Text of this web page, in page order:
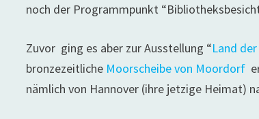
noch der Programmpunkt
Zuvor ging es aber zur Ausstellung “Land
bronzezeitliche Moorscheibe von Moordorf
nämlich von Hannover (ihre jetzige Heimat)